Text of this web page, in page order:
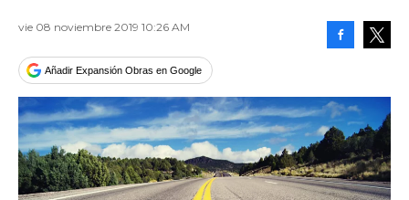
vie 08 noviembre 2019 10:26 AM
Añadir Expansión Obras en Google